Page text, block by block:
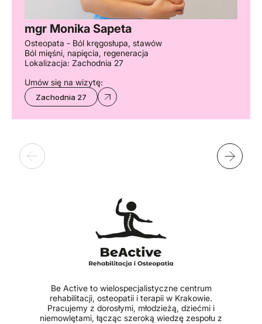
mgr Monika Sapeta
Osteopata - Ból kręgosłupa, stawów
Ból mięśni, napięcia, regeneracja
Lokalizacja: Zachodnia 27
Umów się na wizytę:
Zachodnia 27
Be Active to wielospecjalistyczne centrum
rehabilitacji, osteopatii i terapii w Krakowie.
Pracujemy z dorosłymi, młodzieżą, dziećmi i
niemowlętami, łącząc szeroką wiedzę zespołu z